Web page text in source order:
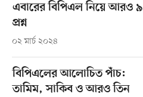
এবারের বিপিএল নিয়ে আরও ৯
প্রশ্ন
০২ মার্চ ২০২৪
বিপিএলের আলোচিত পাঁচ:
তামিম, সাকিব ও আরও তিন